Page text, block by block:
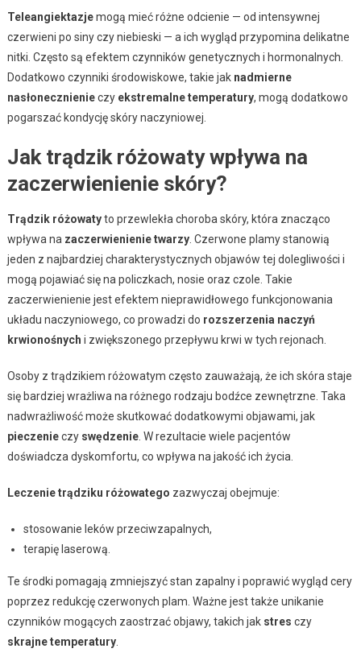
Teleangiektazjemogą mieć różne odcienie — od intensywnej
czerwieni po siny czy niebieski — a ich wygląd przypomina delikatne
nitki. Często są efektem czynników genetycznych i hormonalnych.
Dodatkowo czynniki środowiskowe, takie jak nadmierne
nasłonecznienieczy ekstremalne temperatury, mogą dodatkowo
pogarszać kondycję skóry naczyniowej.
Jak trądzik różowaty wpływa na
zaczerwienienie skóry?
Trądzik różowatyto przewlekła choroba skóry, która znacząco
wpływa na zaczerwienienie twarzy. Czerwone plamy stanowią
jeden z najbardziej charakterystycznych objawów tej dolegliwości i
mogą pojawiać się na policzkach, nosie oraz czole. Takie
zaczerwienienie jest efektem nieprawidłowego funkcjonowania
układu naczyniowego, co prowadzi do rozszerzenia naczyń
krwionośnych i zwiększonego przepływu krwi w tych rejonach.
Osoby z trądzikiem różowatym często zauważają, że ich skóra staje
się bardziej wrażliwa na różnego rodzaju bodźce zewnętrzne. Taka
nadwrażliwość może skutkować dodatkowymi objawami, jak
pieczenieczy swędzenie. W rezultacie wiele pacjentów
doświadcza dyskomfortu, co wpływa na jakość ich życia.
Leczenie trądziku różowatego zazwyczaj obejmuje:
stosowanie leków przeciwzapalnych,
terapię laserową.
Te środki pomagają zmniejszyć stan zapalny i poprawić wygląd cery
poprzez redukcję czerwonych plam. Ważne jest także unikanie
czynników mogących zaostrzać objawy, takich jak stres czy
skrajne temperatury.